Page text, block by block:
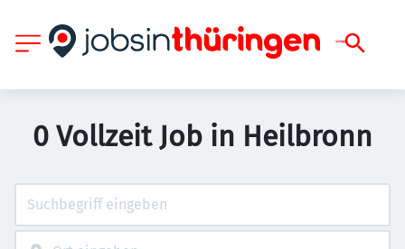
0 Vollzeit Job in Heilbronn